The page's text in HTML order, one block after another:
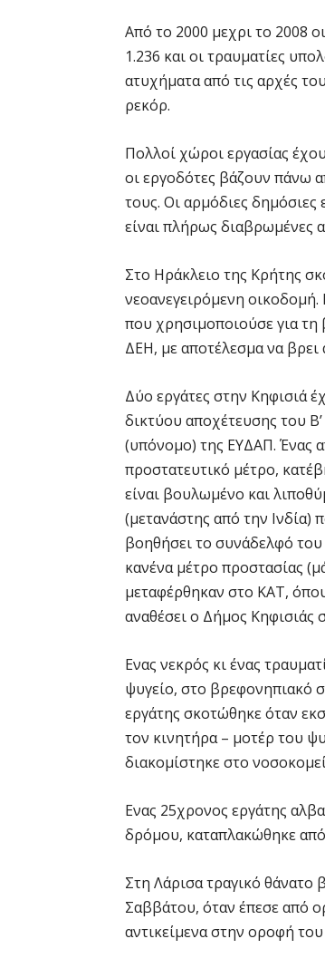
Από το 2000 μεχρι το 2008
1.236 και οι τραυματίες
ατυχήματα από τις αρχές
ρεκόρ.
Πολλοί χώροι εργασίας
οι εργοδότες βάζουν πάνω
τους. Οι αρμόδιες δημόσιες
είναι πλήρως διαβρωμένες
Στο Ηράκλειο της Κρήτης
νεοανεγειρόμενη
που χρησιμοποιούσε για
ΔΕΗ, με αποτέλεσμα να βρει
Δύο εργάτες στην Κηφισιά
δικτύου αποχέτευσης του
(υπόνομο) της ΕΥΔΑΠ. Ένας
προστατευτικό μέτρο,
είναι βουλωμένο και
(μετανάστης από την Ινδία)
βοηθήσει το συνάδελφό του
κανένα μέτρο προστασίας
μεταφέρθηκαν στο ΚΑΤ,
αναθέσει ο Δήμος
Ενας νεκρός κι ένας
ψυγείο, στο βρεφονηπιακό
εργάτης σκοτώθηκε όταν
τον κινητήρα – μοτέρ του
διακομίστηκε στο
Ενας 25χρονος εργάτης
δρόμου, καταπλακώθηκε από
Στη Λάρισα τραγικό
Σαββάτου, όταν έπεσε από
αντικείμενα στην οροφή του